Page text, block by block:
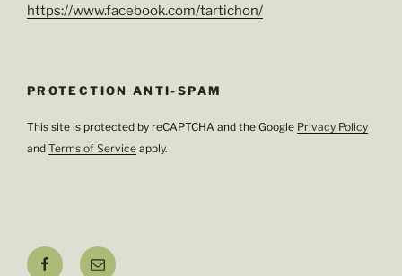
https://www.facebook.com/tartichon/
PROTECTION ANTI-SPAM
This site is protected by reCAPTCHA and the Google Privacy Policy
and Terms of Service apply.
Facebook
E-